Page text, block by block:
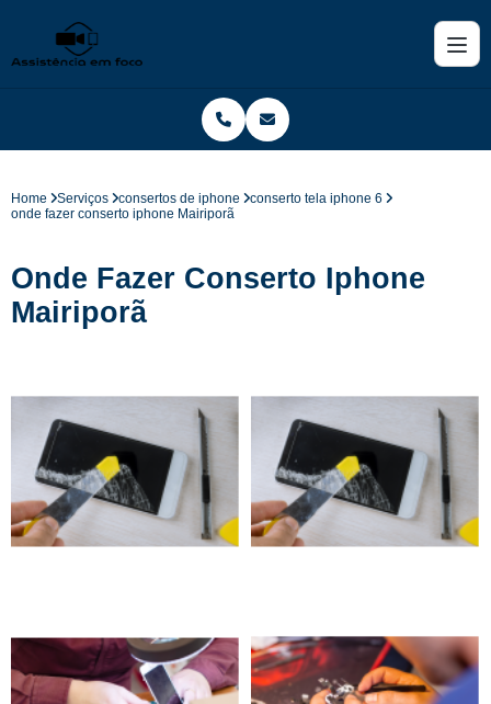
Home Serviços consertos de iphone
conserto tela iphone 6
onde fazer conserto iphone Mairiporã
Onde Fazer Conserto Iphone
Mairiporã